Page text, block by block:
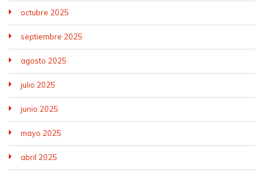
octubre 2025
septiembre 2025
agosto 2025
julio 2025
junio 2025
mayo 2025
abril 2025